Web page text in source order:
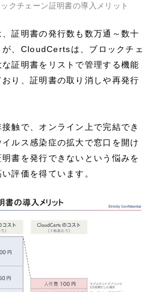
クチェーン証明書の導入メリット
証明書の発行数も数万通～数十
、CloudCertsは、ブロックチェ
証明書をリストで管理する機能
り、証明書の取り消しや再発行
触で、オンライン上で完結でき
ルス感染症の拡大で窓口を開け
書を発行できないという悩みを
評価を得ています。